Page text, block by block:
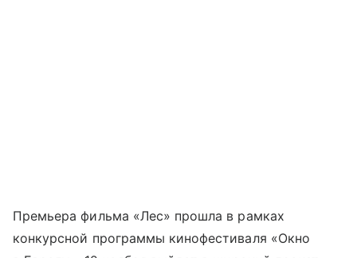
Премьера фильма «Лес» прошла в рамках
конкурсной программы кинофестиваля «Окно